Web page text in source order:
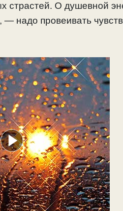
страстей. О душевной
надо провеивать